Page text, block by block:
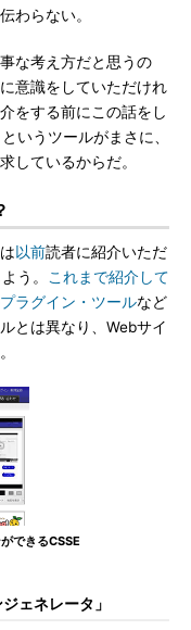
わらない。
な考え方だと思うの
意識をしていただけれ
をする前にこの話をし
というツールがまさに、
しているからだ。
以前読者に紹介いただ
う。
これまで紹介して
ラグイン・ツールなど
とは異なり、Webサイ
できるCSSE
ェネレータ」